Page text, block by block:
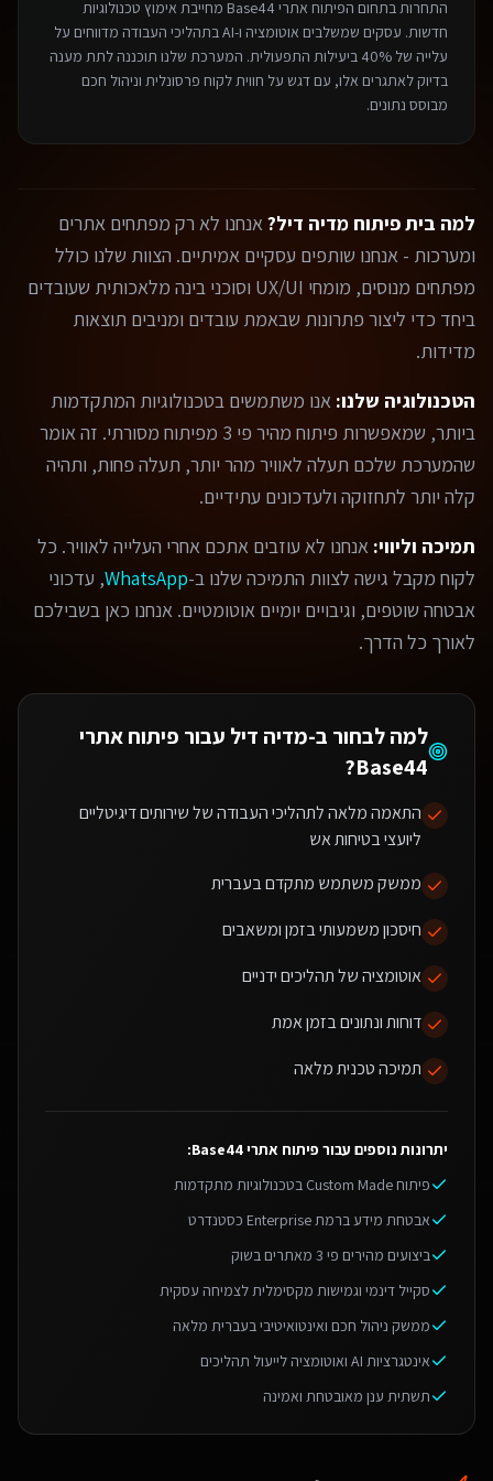
התחרות בתחום הפיתוח אתרי Base44
מחייבת אימוץ טכנולוגיות
חדשות. עסקים שמשלבים אוטומציה ו-AI בתהליכי העבודה מדווחים על
עלייה של 40% ביעילות התפעולית. המערכת שלנו תוכננה לתת מענה
בדיוק לאתגרים אלו, עם דגש על חווית לקוח פרסונלית וניהול חכם
מבוסס נתונים.
למה בית פיתוח מדיה דיל?אנחנו לא רק מפתחים אתרים
ומערכות - אנחנו שותפים עסקיים אמיתיים. הצוות שלנו כולל
מפתחים מנוסים, מומחי UX/UI וסוכני בינה מלאכותית שעובדים
ביחד כדי ליצור פתרונות שבאמת עובדים ומניבים תוצאות
מדידות.
הטכנולוגיה שלנו: אנו משתמשים בטכנולוגיות המתקדמות
ביותר, שמאפשרות פיתוח מהיר פי 3 מפיתוח מסורתי. זה אומר
שהמערכת שלכם תעלה לאוויר מהר יותר, תעלה פחות, ותהיה
קלה יותר לתחזוקה ולעדכונים עתידיים.
תמיכה וליווי: אנחנו לא עוזבים אתכם אחרי העלייה לאוויר. כל
לקוח מקבל גישה לצוות התמיכה שלנו ב-WhatsApp, עדכוני
אבטחה שוטפים, וגיבויים יומיים אוטומטיים. אנחנו כאן בשבילכם
לאורך כל הדרך.
למה לבחור ב-מדיה דיל עבור פיתוח אתרי
Base44
?
התאמה מלאה לתהליכי העבודה של שירותים דיגיטליים
ליועצי בטיחות אש
ממשק משתמש מתקדם בעברית
חיסכון משמעותי בזמן ומשאבים
אוטומציה של תהליכים ידניים
דוחות ונתונים בזמן אמת
תמיכה טכנית מלאה
יתרונות נוספים עבור פיתוח אתרי Base44
:
פיתוח Custom Made בטכנולוגיות מתקדמות
אבטחת מידע ברמת Enterprise כסטנדרט
ביצועים מהירים פי 3 מאתרים בשוק
סקייל דינמי וגמישות מקסימלית לצמיחה עסקית
ממשק ניהול חכם ואינטואיטיבי בעברית מלאה
אינטגרציות AI ואוטומציה לייעול תהליכים
תשתית ענן מאובטחת ואמינה